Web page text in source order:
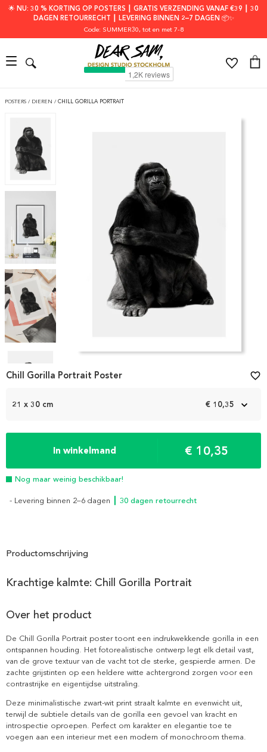
🌟 NU: 30 % KORTING OP POSTERS ┃ GRATIS VERZENDING VANAF €39 ┃ 30
DAGEN RETOURRECHT ┃ LEVERING BINNEN 2–7 DAGEN 📦✨
Code: SUMMER30, tot en met 7-8
POSTERS / DIEREN / CHILL GORILLA PORTRAIT
1
21 x 30 cm € 10,35
In winkelmand € 10,35
Nog maar weinig beschikbaar!
- Levering binnen 2–6 dagen ┃ 30 dagen retourrecht
Chill Gorilla Portrait Poster favorite_border
Productomschrijving
Krachtige kalmte: Chill Gorilla Portrait
Over het product
De Chill Gorilla Portrait poster toont een indrukwekkende gorilla in een
ontspannen houding. Het fotorealistische ontwerp legt elk detail vast,
van de grove textuur van de vacht tot de sterke, gespierde armen. De
zachte grijstinten op een heldere witte achtergrond zorgen voor een
contrastrijke en eigentijdse uitstraling.
Deze minimalistische zwart-wit print straalt kalmte en evenwicht uit,
terwijl de subtiele details van de gorilla een gevoel van kracht en
introspectie oproepen. Perfect om karakter en elegantie toe te
voegen aan een interieur met een modern of monochroom thema.